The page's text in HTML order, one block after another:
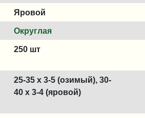
Яровой
Округлая
250 шт
25-35 x 3-5 (озимый), 30-
40 x 3-4 (яровой)